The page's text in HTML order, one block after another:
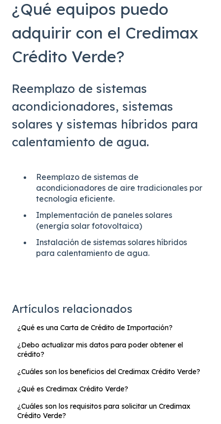
¿Qué equipos puedo
adquirir con el Credimax
Crédito Verde?
Reemplazo de sistemas
acondicionadores, sistemas
solares y sistemas híbridos para
calentamiento de agua.
Reemplazo de sistemas de
acondicionadores de aire tradicionales por
tecnología eficiente.
Implementación de paneles solares
(energía solar fotovoltaica)
Instalación de sistemas solares híbridos
para calentamiento de agua.
Artículos relacionados
¿Qué es una Carta de Crédito de Importación?
¿Debo actualizar mis datos para poder obtener el
crédito?
¿Cuáles son los beneficios del Credimax Crédito Verde?
¿Qué es Credimax Crédito Verde?
¿Cuáles son los requisitos para solicitar un Credimax
Crédito Verde?